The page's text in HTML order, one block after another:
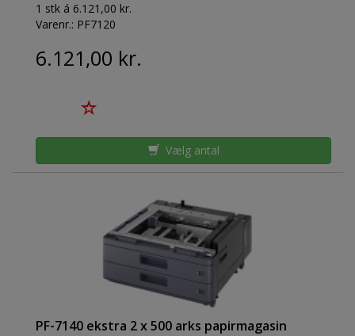
1 stk á 6.121,00 kr.
Varenr.: PF7120
6.121,00 kr.
Vælg antal
PF-7140 ekstra 2 x 500 arks papirmagasin